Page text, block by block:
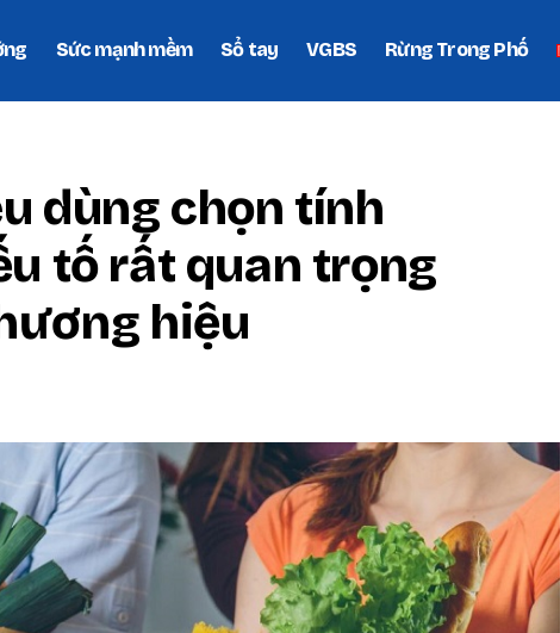
Sức mạnh mềm Sổ tay VGBS Rừng Trong Phố
dùng chọn tính
tố rất quan trọng
hiệu